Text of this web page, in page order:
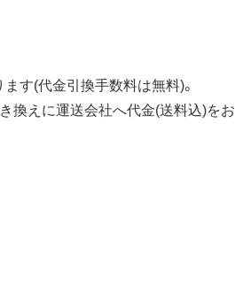
す(代金引換手数料は無料)。
換えに運送会社へ代金(送料込)をお